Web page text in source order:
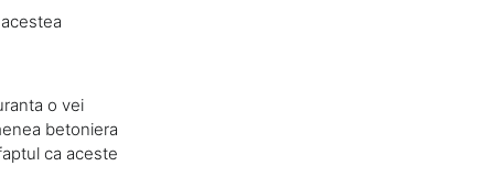
o vei
betoniera
ca aceste